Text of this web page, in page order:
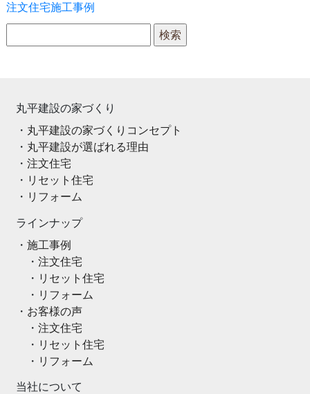
注文住宅施工事例
丸平建設の家づくり
丸平建設の家づくりコンセプト
丸平建設が選ばれる理由
注文住宅
リセット住宅
リフォーム
ラインナップ
施工事例
注文住宅
リセット住宅
リフォーム
お客様の声
注文住宅
リセット住宅
リフォーム
当社について